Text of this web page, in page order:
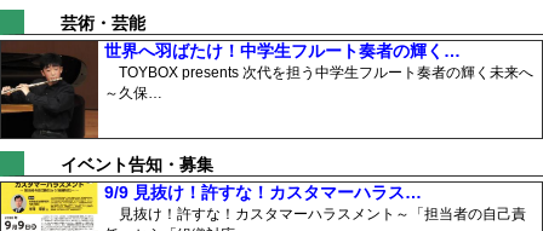
芸術・芸能
世界へ羽ばたけ！中学生フルート奏者の輝く…
TOYBOX presents 次代を担う中学生フルート奏者の輝く未来へ
～久保…
イベント告知・募集
9/9 見抜け！許すな！カスタマーハラス…
見抜け！許すな！カスタマーハラスメント～「担当者の自己責